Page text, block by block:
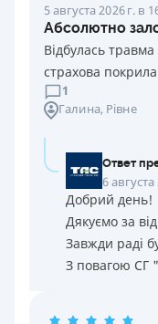
5 августа 2026 г. в
Абсолютно
Відбулась
страхова
1
Галина, Рівне
Ответ
6
Добрий день!
Дякуємо за
Завжди раді
З повагою СГ